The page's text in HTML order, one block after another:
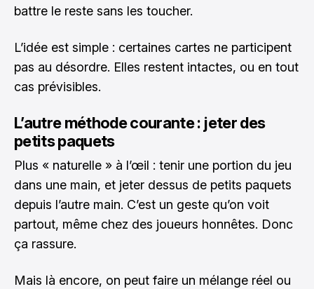
battre le reste sans les toucher.
L’idée est simple : certaines cartes ne participent
pas au désordre. Elles restent intactes, ou en tout
cas prévisibles.
L’autre méthode courante : jeter des
petits paquets
Plus « naturelle » à l’œil : tenir une portion du jeu
dans une main, et jeter dessus de petits paquets
depuis l’autre main. C’est un geste qu’on voit
partout, même chez des joueurs honnêtes. Donc
ça rassure.
Mais là encore, on peut faire un mélange réel ou